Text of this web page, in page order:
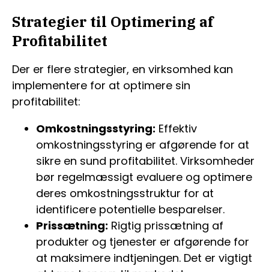
Strategier til Optimering af
Profitabilitet
Der er flere strategier, en virksomhed kan
implementere for at optimere sin
profitabilitet:
Omkostningsstyring: Effektiv
omkostningsstyring er afgørende for at
sikre en sund profitabilitet. Virksomheder
bør regelmæssigt evaluere og optimere
deres omkostningsstruktur for at
identificere potentielle besparelser.
Prissætning: Rigtig prissætning af
produkter og tjenester er afgørende for
at maksimere indtjeningen. Det er vigtigt